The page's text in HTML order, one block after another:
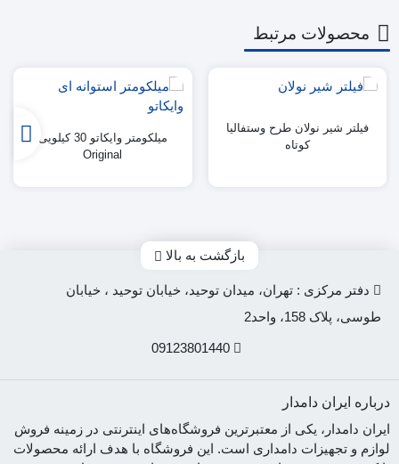
محصولات مرتبط
فیلتر شیر نولان طرح وستفالیا
کوتاه
میلکومتر وایکاتو 30 کیلویی
Original
بازگشت به بالا
دفتر مرکزی : تهران، میدان توحید، خیابان توحید ، خیابان
طوسی، پلاک 158، واحد2
09123801440
درباره ایران دامدار
ایران دامدار، یکی از معتبرترین فروشگاه‌های اینترنتی در زمینه فروش
لوازم و تجهیزات دامداری است. این فروشگاه با هدف ارائه محصولات